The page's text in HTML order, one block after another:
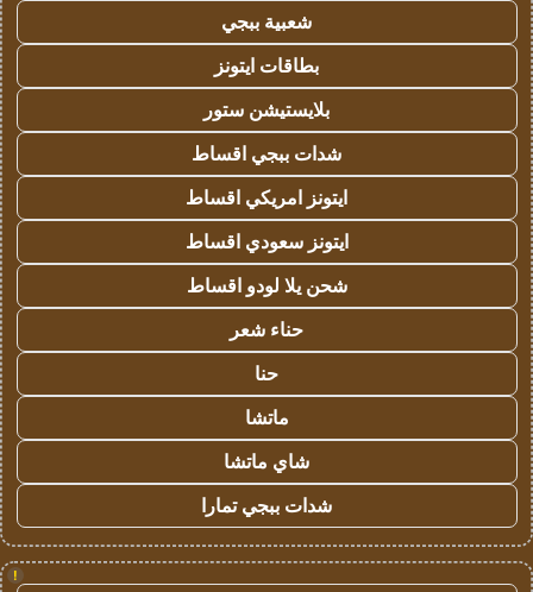
شعبية ببجي
بطاقات ايتونز
بلايستيشن ستور
شدات ببجي اقساط
ايتونز امريكي اقساط
ايتونز سعودي اقساط
شحن يلا لودو اقساط
حناء شعر
حنا
ماتشا
شاي ماتشا
شدات ببجي تمارا
!